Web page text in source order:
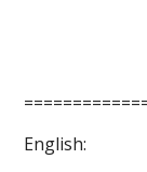
English: